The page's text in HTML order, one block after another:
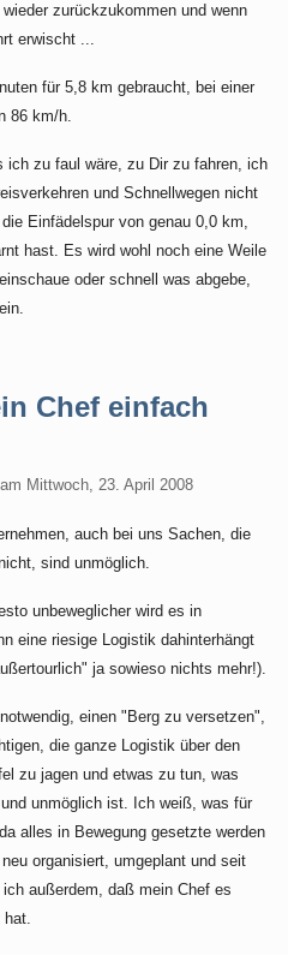
zurückzukommen und wenn
erwischt ...
für 5,8 km gebraucht, bei einer
86 km/h.
ich zu faul wäre, zu Dir zu fahren, ich
und Schnellwegen nicht
Einfädelspur von genau 0,0 km,
hast. Es wird wohl noch eine Weile
oder schnell was abgebe,
Chef einfach
am Mittwoch, 23. April 2008
auch bei uns Sachen, die
sind unmöglich.
unbeweglicher wird es in
eine riesige Logistik dahinterhängt
ja sowieso nichts mehr!).
einen "Berg zu versetzen",
die ganze Logistik über den
zu jagen und etwas zu tun, was
unmöglich ist. Ich weiß, was für
alles in Bewegung gesetzte werden
organisiert, umgeplant und seit
außerdem, daß mein Chef es